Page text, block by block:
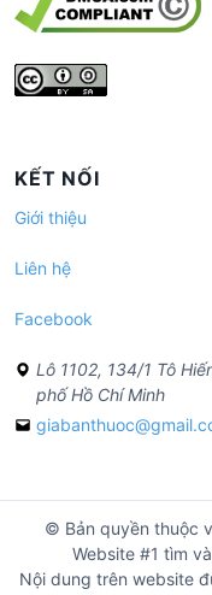
KẾT NỐI
Giới thiệu
Liên hệ
Facebook
Lô 1102, 134/1 Tô
phố Hồ Chí Minh
© Bản quyền thuộc
Website #1 tìm
Nội dung trên website